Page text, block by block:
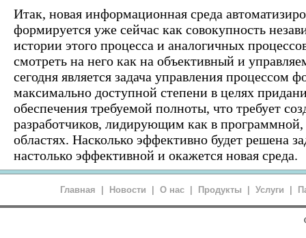
Итак, новая информационная среда
формируется уже сейчас как совокупность
истории этого процесса и аналогичных
смотреть на него как на объективный и
сегодня является задача управления процессом
максимально доступной степени в целях
обеспечения требуемой полноты, что требует
разработчиков, лидирующим как в программной,
областях. Насколько эффективно будет решена
настолько эффективной и окажется новая среда.
Главная Новости О нас Продукты Услуги